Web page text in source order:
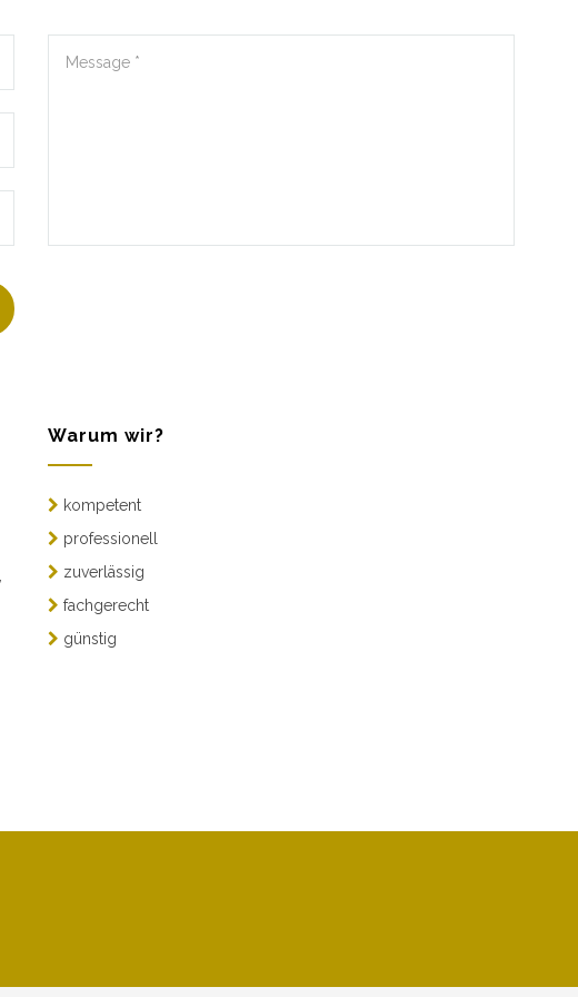
Warum wir?
kompetent
professionell
zuverlässig
fachgerecht
günstig